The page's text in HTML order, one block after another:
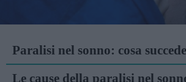
Paralisi nel sonno: cosa
Le cause della paralisi nel